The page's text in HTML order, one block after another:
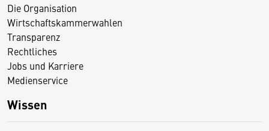
Die Organisation
Wirtschaftskammerwahlen
Transparenz
Rechtliches
Jobs und Karriere
Medienservice
Wissen